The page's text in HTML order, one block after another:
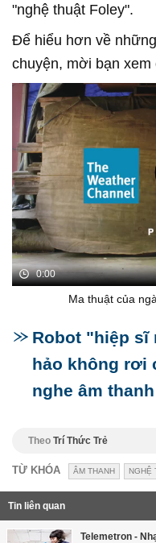
"nghệ thuật Foley".
Để hiểu hơn về
chuyện, mời bạn
0:00
Ma thuật của
Robot "hiệp sĩ
hảo không rơi
nghe âm thanh
Theo Trí Thức Trẻ
TỪ KHÓA ÂM THANH NGHỆ
Tin liên quan
Telemetron -